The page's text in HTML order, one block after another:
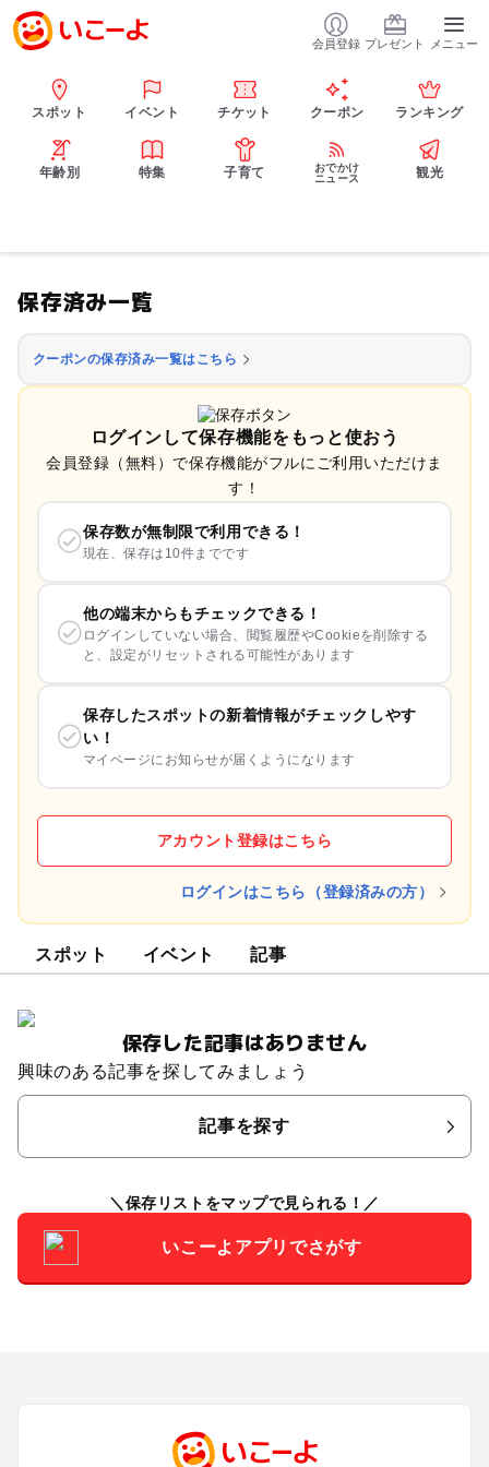
会員登録 プレゼント メニュー
スポット イベント チケット クーポン ランキング
年齢別 特集 子育て
おでかけ
ニュース
観光
保存済み一覧
クーポンの保存済み一覧はこちら
ログインして保存機能をもっと使おう
会員登録（無料）で保存機能がフルにご利用いただけま
す！
保存数が無制限で利用できる！
現在、保存は10件までです
他の端末からもチェックできる！
ログインしていない場合、閲覧履歴やCookieを削除する
と、設定がリセットされる可能性があります
保存したスポットの新着情報がチェックしやす
い！
マイページにお知らせが届くようになります
アカウント登録はこちら
ログインはこちら（登録済みの方）
スポット イベント 記事
保存した記事はありません
興味のある記事を探してみましょう
記事を探す
保存リストをマップで見られる！
いこーよアプリでさがす